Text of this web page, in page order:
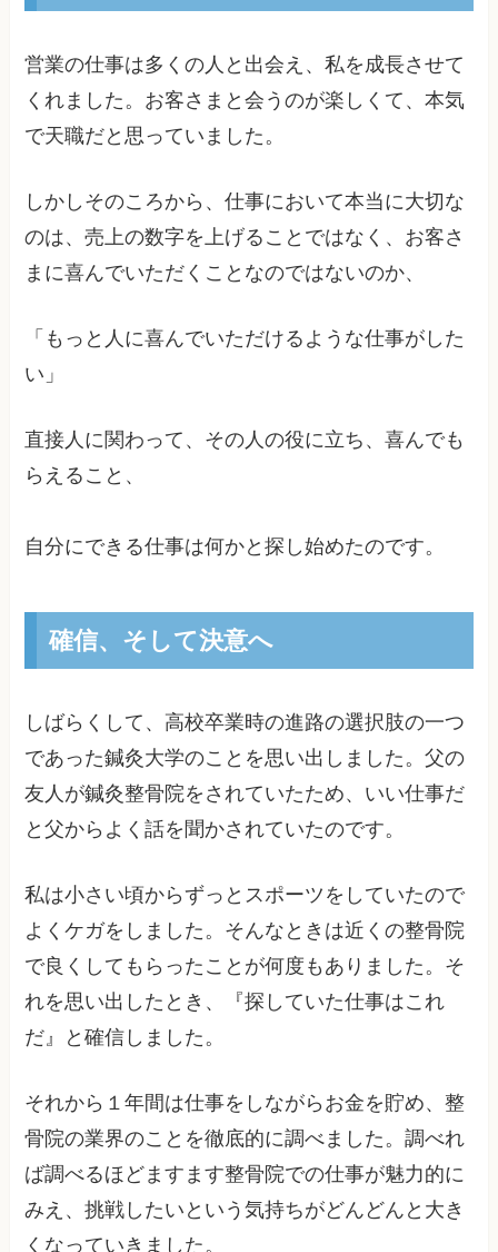
営業の仕事は多くの人と出会え、私を成長させて
くれました。お客さまと会うのが楽しくて、本気
で天職だと思っていました。
しかしそのころから、仕事において本当に大切な
のは、売上の数字を上げることではなく、お客さ
まに喜んでいただくことなのではないのか、
「もっと人に喜んでいただけるような仕事がした
い」
直接人に関わって、その人の役に立ち、喜んでも
らえること、
自分にできる仕事は何かと探し始めたのです。
確信、そして決意へ
しばらくして、高校卒業時の進路の選択肢の一つ
であった鍼灸大学のことを思い出しました。父の
友人が鍼灸整骨院をされていたため、いい仕事だ
と父からよく話を聞かされていたのです。
私は小さい頃からずっとスポーツをしていたので
よくケガをしました。そんなときは近くの整骨院
で良くしてもらったことが何度もありました。そ
れを思い出したとき、『探していた仕事はこれ
だ』と確信しました。
それから１年間は仕事をしながらお金を貯め、整
骨院の業界のことを徹底的に調べました。調べれ
ば調べるほどますます整骨院での仕事が魅力的に
みえ、挑戦したいという気持ちがどんどんと大き
くなっていきました。